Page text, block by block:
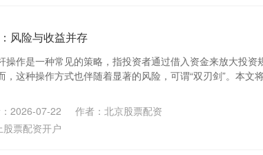
风险与收益并存
操作是一种常见的策略，指投资者通过借入资金来放大投资
，这种操作方式也伴随着显著的风险，可谓“双刃剑”。本文
2026-07-22
作者：北京股票配资
股票配资开户